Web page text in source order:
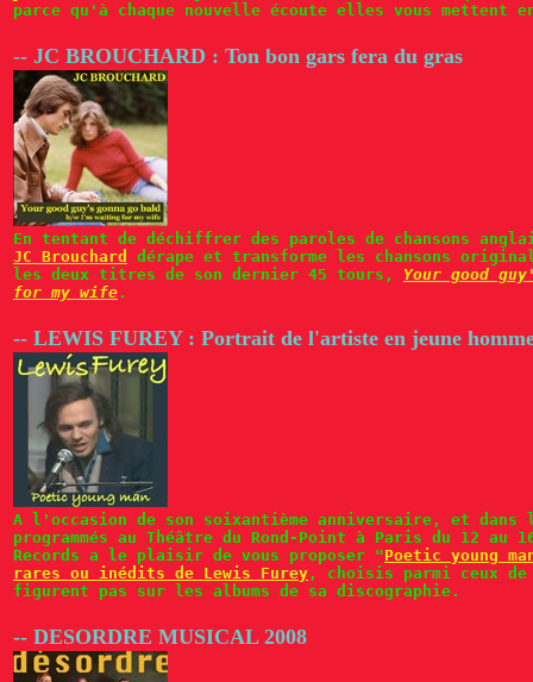
parce qu'à chaque nouvelle écoute elles vous mettent
-- JC BROUCHARD : Ton bon gars fera du gras
En tentant de déchiffrer des paroles de chansons
JC Brouchard
dérape et transforme les chansons
les deux titres de son dernier 45 tours, Your good
for my wife.
-- LEWIS FUREY : Portrait de l'artiste en jeune
A l'occasion de son soixantième anniversaire, et
programmés au Théâtre du Rond-Point à Paris du 12 au
Records a le plaisir de vous proposer "Poetic young
rares ou inédits de Lewis Furey , choisis parmi ceux
figurent pas sur les albums de sa discographie.
-- DESORDRE MUSICAL 2008